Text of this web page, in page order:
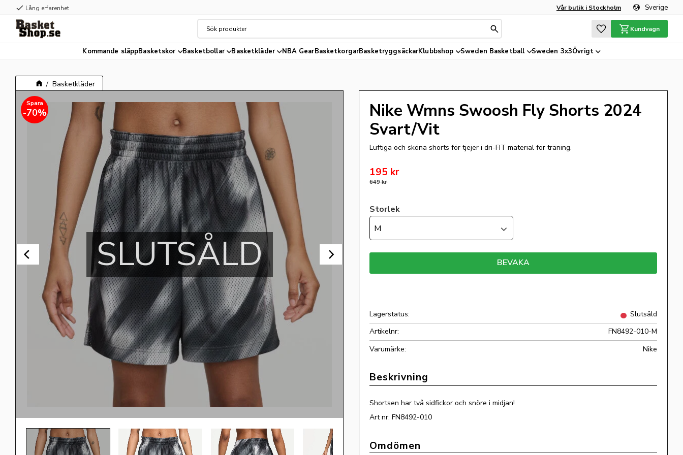
check Lång erfarenhet Vår butik i Stockholm Sverige
Favoriter
Kundvagn
Kommande släppBasketskor Basketbollar Basketkläder NBA GearBasketkorgarBasketryggsäckarKlubbshop Sweden Basketball Sweden 3x3Övrigt
Basketkläder
70%
SLUTSÅLD
Nike Wmns Swoosh Fly Shorts 2024
Svart/Vit
Luftiga och sköna shorts för tjejer i dri-FIT material för träning.
Nedsatt pris:
195 kr
Ordinarie pris:
649kr
Storlek
M
BEVAKA
Lagerstatus
Slutsåld
Artikelnr
FN8492-010-M
Nike
Shortsen har två sidfickor och snöre i midjan!
Art nr: FN8492-010
Omdömen